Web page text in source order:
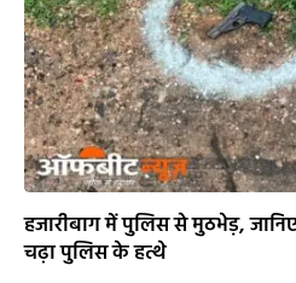
हजारीबाग में पुलिस से मुठभेड़,
चढ़ा पुलिस के हत्थे